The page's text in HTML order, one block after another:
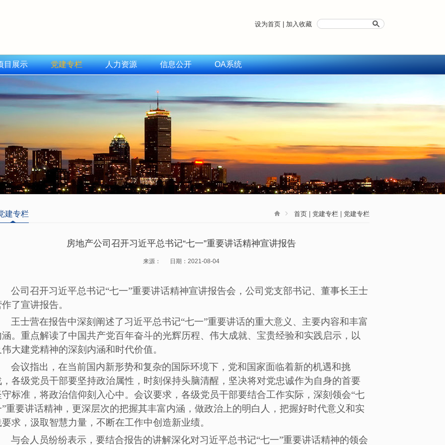
设为首页 加入收藏
目展示 党建专栏 人力资源 信息公开 OA系统
建专栏 首页 党建专栏 党建专栏
房地产公司召开习近平总书记“七一”重要讲话精神宣讲报告
来源： 日期：2021-08-04
公司召开习近平总书记“七一”重要讲话精神宣讲报告会，公司党支部书记、董事长王士
了宣讲报告。
王士营在报告中深刻阐述了习近平总书记“七一”重要讲话的重大意义、主要内容和丰富
涵。重点解读了中国共产党百年奋斗的光辉历程、伟大成就、宝贵经验和实践启示，以
大建党精神的深刻内涵和时代价值。
会议指出，在当前国内新形势和复杂的国际环境下，党和国家面临着新的机遇和挑
，各级党员干部要坚持政治属性，时刻保持头脑清醒，坚决将对党忠诚作为自身的首要
守标准，将政治信仰刻入心中。会议要求，各级党员干部要结合工作实际，深刻领会“七
”重要讲话精神，更深层次的把握其丰富内涵，做政治上的明白人，把握好时代意义和实
求，汲取智慧力量，不断在工作中创造新业绩。
与会人员纷纷表示，要结合报告的讲解深化对习近平总书记“七一”重要讲话精神的领会